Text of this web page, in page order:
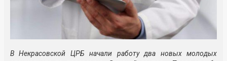
В Некрасовской ЦРБ начали работу два новых молодых